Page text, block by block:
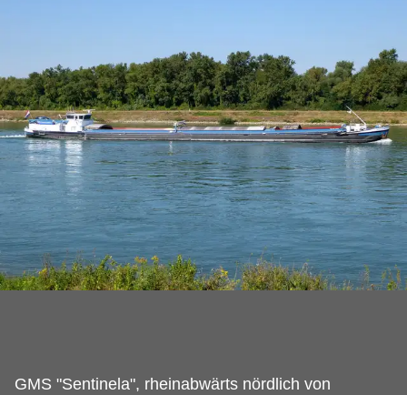
GMS "Sentinela", rheinabwärts nördlich von